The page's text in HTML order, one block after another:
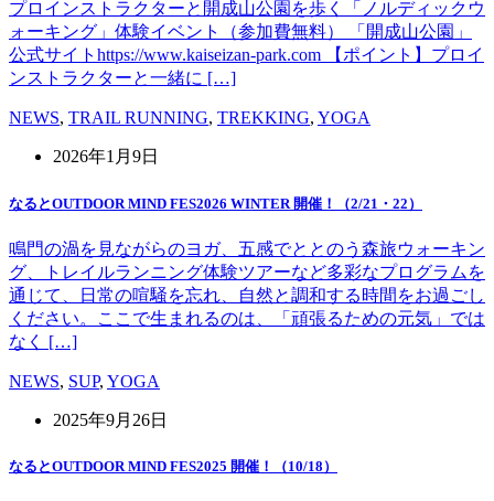
プロインストラクターと開成山公園を歩く「ノルディックウ
ォーキング」体験イベント（参加費無料） 「開成山公園」
公式サイトhttps://www.kaiseizan-park.com 【ポイント】プロイ
ンストラクターと一緒に […]
NEWS, TRAIL RUNNING, TREKKING, YOGA
2026年1月9日
なるとOUTDOOR MIND FES2026 WINTER 開催！（2/21・22）
鳴門の渦を見ながらのヨガ、五感でととのう森旅ウォーキン
グ、トレイルランニング体験ツアーなど多彩なプログラムを
通じて、日常の喧騒を忘れ、自然と調和する時間をお過ごし
ください。ここで生まれるのは、「頑張るための元気」では
なく […]
NEWS, SUP, YOGA
2025年9月26日
なるとOUTDOOR MIND FES2025 開催！（10/18）